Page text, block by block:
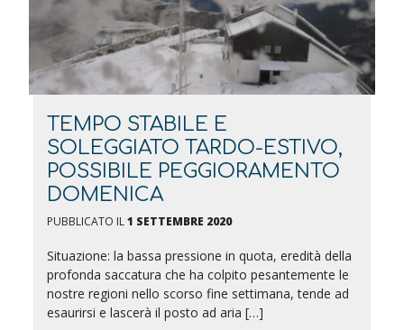
TEMPO STABILE E
SOLEGGIATO TARDO-ESTIVO,
POSSIBILE PEGGIORAMENTO
DOMENICA
PUBBLICATO IL1 SETTEMBRE 2020
Situazione: la bassa pressione in quota, eredità della
profonda saccatura che ha colpito pesantemente le
nostre regioni nello scorso fine settimana, tende ad
esaurirsi e lascerà il posto ad aria […]